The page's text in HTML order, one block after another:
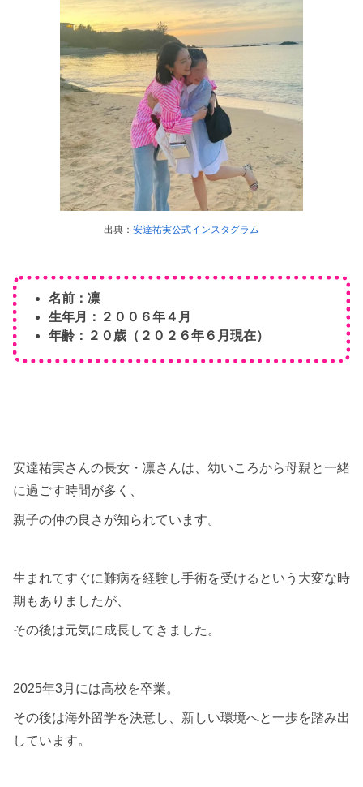
出典： 安達祐実公式インスタグラム
名前：凛
生年月：２００６年４月
年齢：２０歳（２０２６年６月現在）
安達祐実さんの長女・凛さんは、幼いころから母親と一緒
に過ごす時間が多く、
親子の仲の良さが知られています。
生まれてすぐに難病を経験し手術を受けるという大変な時
期もありましたが、
その後は元気に成長してきました。
2025年3月には高校を卒業。
その後は海外留学を決意し、新しい環境へと一歩を踏み出
しています。